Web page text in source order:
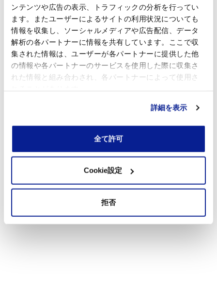
ンテンツや広告の表示、トラフィックの分析を行ってい
ます。またユーザーによるサイトの利用状況についても
情報を収集し、ソーシャルメディアや広告配信、データ
解析の各パートナーに情報を共有しています。ここで収
集された情報は、ユーザーが各パートナーに提供した他
の情報や各パートナーのサービスを使用した際に収集さ
れた情報と組み合わされ、各パートナーによって使用さ
詳細を表示
全て許可
Cookie設定
拒否